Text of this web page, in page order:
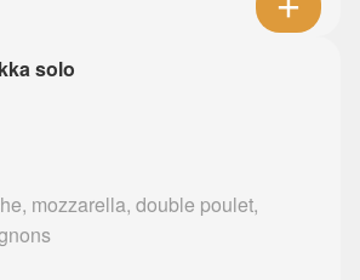
solo
mozzarella, double poulet,